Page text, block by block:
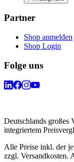
Partner
Shop anmelden
Shop Login
Folge uns
Deutschlands großes
integriertem
Alle Preise inkl. der
zzgl. Versandkosten.